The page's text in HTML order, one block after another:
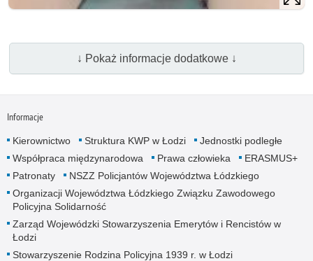
↓ Pokaż informacje dodatkowe ↓
Informacje
Kierownictwo Struktura KWP w Łodzi
Jednostki podległe
Współpraca międzynarodowa
Prawa człowieka
ERASMUS+
Patronaty
NSZZ Policjantów Województwa Łódzkiego
Organizacji Województwa Łódzkiego Związku Zawodowego
Policyjna Solidarność
Zarząd Wojewódzki Stowarzyszenia Emerytów i Rencistów w
Łodzi
Stowarzyszenie Rodzina Policyjna 1939 r. w Łodzi